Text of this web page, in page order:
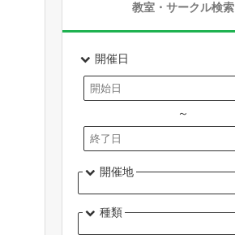
教室・サークル検索
開催日
～
開催地
種類